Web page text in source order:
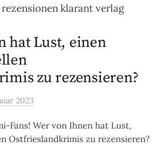
hat Lust, einen
zu rezensieren?
2023
Fans! Wer von Ihnen hat Lust,
Ostfrieslandkrimis zu rezensieren?